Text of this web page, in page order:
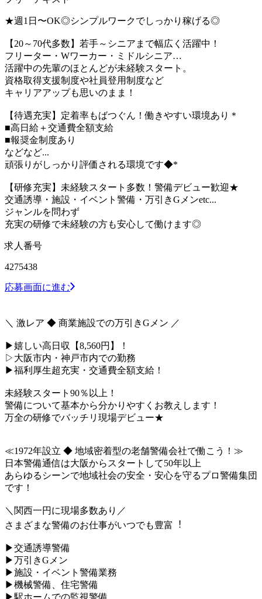
★週1⽇〜OK◎シンプルワークでしっかり稼げる◎
【20～70代多数】若手～シニアまで幅広く活躍中！
フリーター・Wワーカー・ミドルシニア…
活躍中の先輩のほとんどが未経験スタート。
資格取得支援制度や社員登用制度など
キャリアアップも思いのまま！
【待遇充実】定着率もばつぐん！働きやすい環境あり＊
■高日給＋交通費全額支給
■報奨金制度あり
などなど...
頑張りがしっかり評価される環境です◆*
【研修充実】未経験スタート多数！警備デビュー歓迎★
交通誘導・施設・イベント警備・万引きGメンetc...
ジャンルを問わず
充実の研修で未経験の方も安心して働けます◎
求人番号
4275438
応募画面に進む
＼ 激レア ◆ 商業施設での万引きGメン ／
▶嬉しい高日収【8,560円】！
▷大阪市内・神戸市内での勤務
▶福利厚生超充実・交通費全額支給！
未経験スタート90％以上！
警備について基本から分かりやすくお教えします！
万全の研修でバッチリ現場デビュー★
≪1972年設立 ◆ 地域密着型の老舗警備会社で働こう！≫
日本警備通信は大阪からスタートして50年以上
あらゆるシーンで地域社会の安全・安心を守るプロ警備集団
です！
＼関西一円に現場多数あり／
さまざまな警備のお仕事がいつでも豊富︕
▶交通誘導警備
▶万引きGメン
▶施設・イベント警備業務
▶機械警備、住宅警備
▶駅ホームでの監視警備